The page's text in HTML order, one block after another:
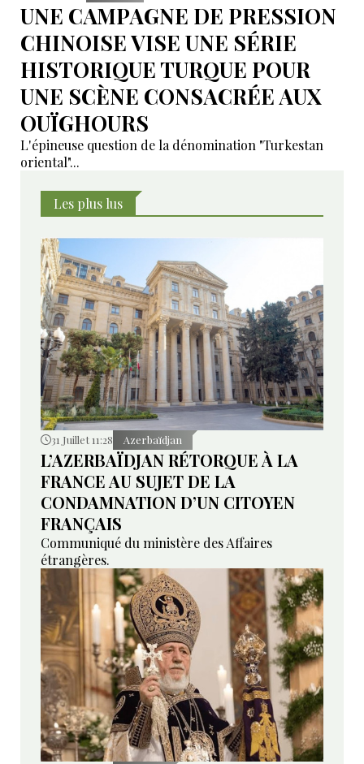
UNE CAMPAGNE DE PRESSION
CHINOISE VISE UNE SÉRIE
HISTORIQUE TURQUE POUR
UNE SCÈNE CONSACRÉE AUX
OUÏGHOURS
L'épineuse question de la dénomination "Turkestan
oriental"...
Les plus lus
31 Juillet 11:28 Azerbaïdjan
L’AZERBAÏDJAN RÉTORQUE À LA
FRANCE AU SUJET DE LA
CONDAMNATION D’UN CITOYEN
FRANÇAIS
Communiqué du ministère des Affaires
étrangères.